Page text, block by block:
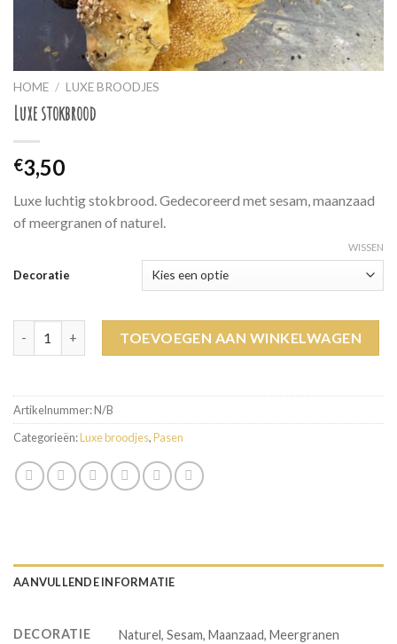
HOME / LUXE BROODJES
Luxe stokbrood
€3,50
Luxe luchtig stokbrood. Gedecoreerd met sesam, maanzaad
of meergranen of naturel.
Decoratie
WISSEN
TOEVOEGEN AAN WINKELWAGEN
Artikelnummer:N/B
Categorieën:Luxe broodjes,Pasen
AANVULLENDE INFORMATIE
DECORATIE Naturel, Sesam, Maanzaad, Meergranen